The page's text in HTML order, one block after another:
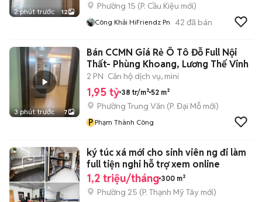
2 phút trước 12
Phường 15 (P. Cầu Kiệu mới)
Công Khải HiFriendz Pn 42 đã bán
3 phút trước 7
Bán CCMN Giá Rẻ Ô Tô Đỗ Full Nội
Thất- Phùng Khoang, Lương Thế Vinh
2 PN Căn hộ dịch vụ, mini
1,95 tỷ 38 tr/m² 52 m²
Phường Trung Văn (P. Đại Mỗ mới)
P Phạm Thành Công
ký túc xá mới cho sinh viên ng đi làm
full tiện nghi hỗ trợ xem online
1,2 triệu/tháng 300 m²
Phường 25 (P. Thạnh Mỹ Tây mới)